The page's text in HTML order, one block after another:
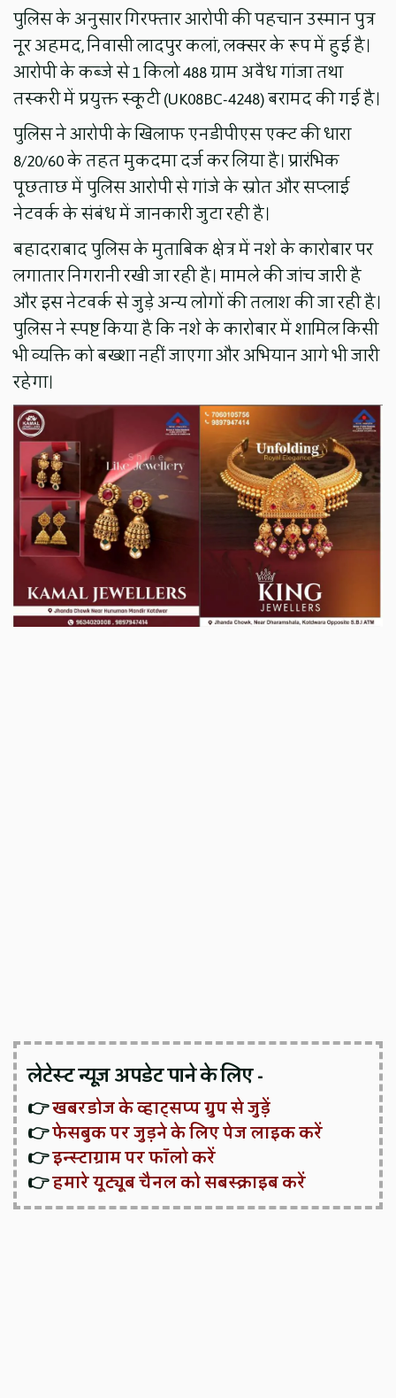
पुलिस के अनुसार गिरफ्तार आरोपी की पहचान उस्मान पुत्र
नूर अहमद, निवासी लादपुर कलां, लक्सर के रूप में हुई है।
आरोपी के कब्जे से 1 किलो 488 ग्राम अवैध गांजा तथा
तस्करी में प्रयुक्त स्कूटी (UK08BC-4248) बरामद की गई है।
पुलिस ने आरोपी के खिलाफ एनडीपीएस एक्ट की धारा
8/20/60 के तहत मुकदमा दर्ज कर लिया है। प्रारंभिक
पूछताछ में पुलिस आरोपी से गांजे के स्रोत और सप्लाई
नेटवर्क के संबंध में जानकारी जुटा रही है।
बहादराबाद पुलिस के मुताबिक क्षेत्र में नशे के कारोबार पर
लगातार निगरानी रखी जा रही है। मामले की जांच जारी है
और इस नेटवर्क से जुड़े अन्य लोगों की तलाश की जा रही है।
पुलिस ने स्पष्ट किया है कि नशे के कारोबार में शामिल किसी
भी व्यक्ति को बख्शा नहीं जाएगा और अभियान आगे भी जारी
रहेगा।
लेटेस्ट न्यूज़ अपडेट पाने के लिए -
👉खबरडोज के व्हाट्सप्प ग्रुप से जुड़ें
👉फेसबुक पर जुड़ने के लिए पेज लाइक करें
👉इन्स्टाग्राम पर फॉलो करें
👉हमारे यूट्यूब चैनल को सबस्क्राइब करें